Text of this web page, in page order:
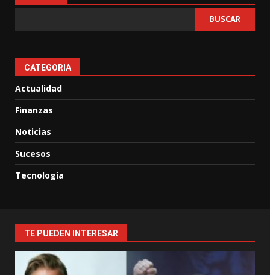
BUSCAR
CATEGORIA
Actualidad
Finanzas
Noticias
Sucesos
Tecnología
TE PUEDEN INTERESAR